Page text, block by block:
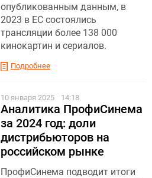
опубликованным данным, в
2023 в ЕС состоялись
трансляции более 138 000
кинокартин и сериалов.
Подробнее
10 января 2025 14:18
Аналитика ПрофиСинема
за 2024 год: доли
дистрибьюторов на
российском рынке
ПрофиСинема подводит итоги